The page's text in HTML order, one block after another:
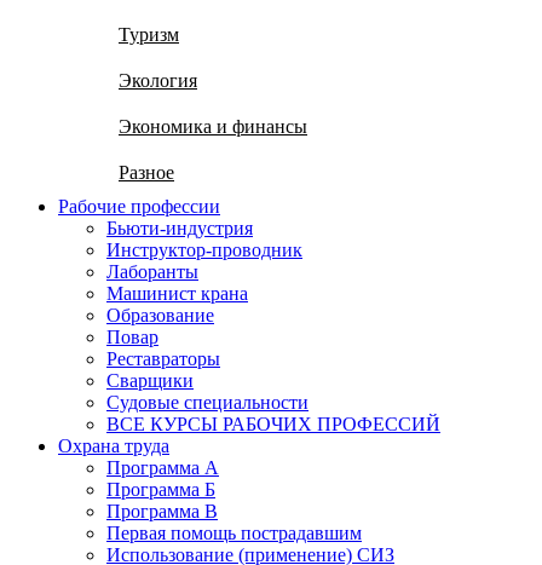
Туризм
Экология
Экономика и финансы
Разное
Рабочие профессии
Бьюти-индустрия
Инструктор-проводник
Лаборанты
Машинист крана
Образование
Повар
Реставраторы
Сварщики
Судовые специальности
ВСЕ КУРСЫ РАБОЧИХ ПРОФЕССИЙ
Охрана труда
Программа А
Программа Б
Программа В
Первая помощь пострадавшим
Использование (применение) СИЗ